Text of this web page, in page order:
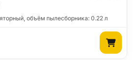
объём пылесборника: 0.22 л